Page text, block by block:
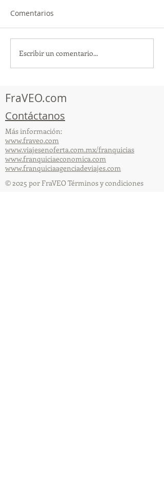
TourTravelynByFraveo
participó en la
Comentarios
Escribir un comentario...
FraVEO.com
Contáctanos
Más información:
www.fraveo.com
www.viajesenoferta.com.mx/franquicias
www.franquiciaeconomica.com
www.franquiciaagenciadeviajes.com
© 2025 por FraVEO Términos y condiciones